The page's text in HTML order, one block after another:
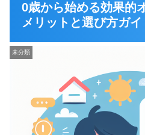
0歳から始める効果的
メリットと選び方ガイ
未分類